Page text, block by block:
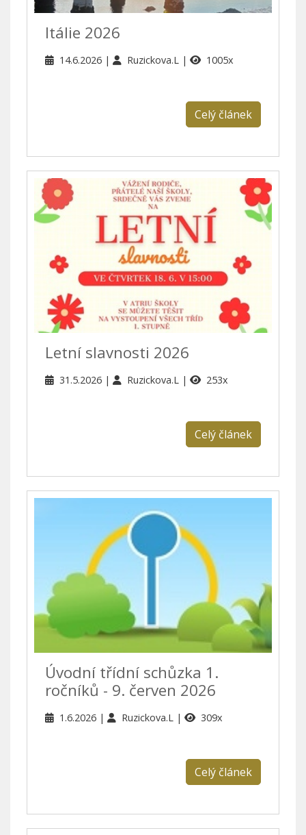
Itálie 2026
14.6.2026 Ruzickova.L 1005x
Celý článek
Letní slavnosti 2026
31.5.2026 Ruzickova.L 253x
Celý článek
Úvodní třídní schůzka 1.
ročníků - 9. červen 2026
1.6.2026 Ruzickova.L 309x
Celý článek